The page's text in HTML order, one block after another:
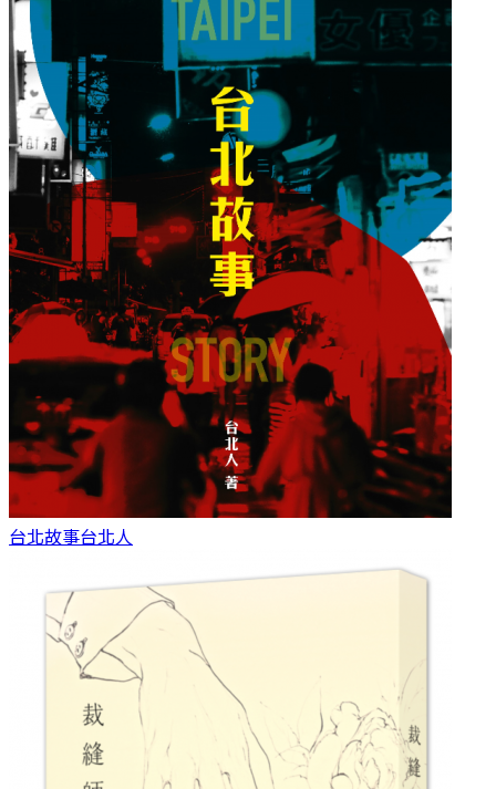
台北故事台北人